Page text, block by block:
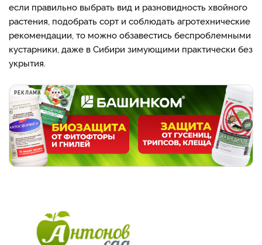
если правильно выбрать вид и разновидность хвойного
растения, подобрать сорт и соблюдать агротехнические
рекомендации, то можно обзавестись беспроблемными
кустарники, даже в Сибири зимующими практически без
укрытия.
РЕКЛАМА